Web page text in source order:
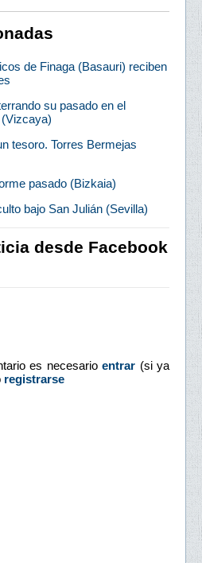
de Finaga (Basauri) reciben
su pasado en el
tesoro. Torres Bermejas
pasado (Bizkaia)
bajo San Julián (Sevilla)
desde Facebook
es necesario entrar (si ya
registrarse